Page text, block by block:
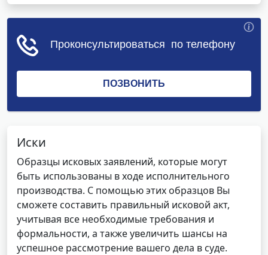
Иски
Образцы исковых заявлений, которые могут
быть использованы в ходе исполнительного
производства. С помощью этих образцов Вы
сможете составить правильный исковой акт,
учитывая все необходимые требования и
формальности, а также увеличить шансы на
успешное рассмотрение вашего дела в суде.